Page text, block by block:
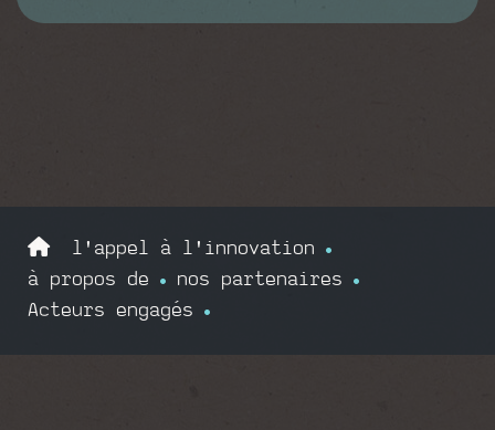
l'appel à l'innovation
à propos de
nos partenaires
Acteurs engagés